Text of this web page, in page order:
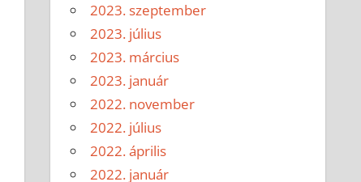
2023. szeptember
2023. július
2023. március
2023. január
2022. november
2022. július
2022. április
2022. január